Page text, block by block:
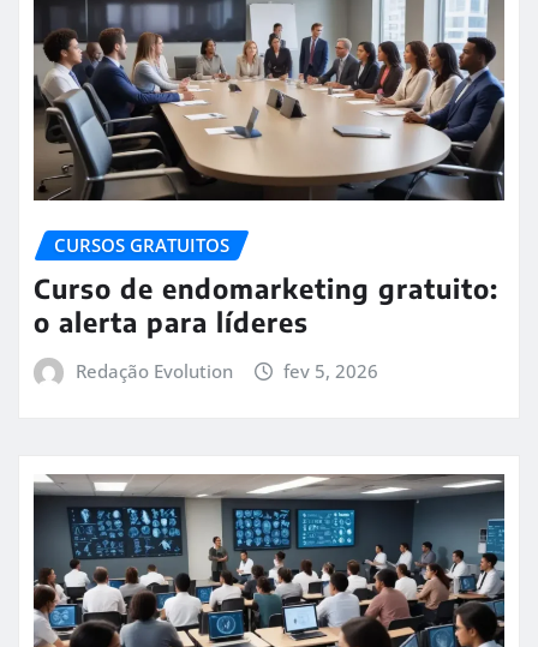
CURSOS GRATUITOS
Curso de endomarketing gratuito:
o alerta para líderes
Redação Evolution fev 5, 2026